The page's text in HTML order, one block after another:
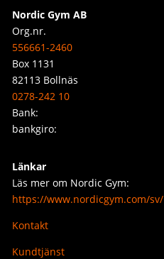
Nordic Gym AB
Org.nr.
556661-2460
Box 1131
82113 Bollnäs
0278-242 10
Bank:
bankgiro:
Länkar
Läs mer om Nordic Gym:
https://www.nordicgym.com/sv/
Kontakt
Kundtjänst